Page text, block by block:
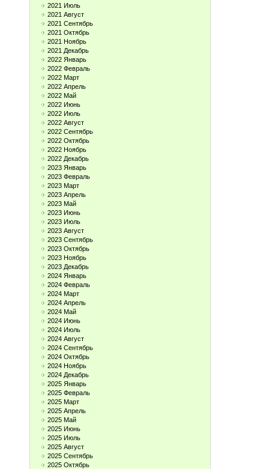
2021 Июль
2021 Август
2021 Сентябрь
2021 Октябрь
2021 Ноябрь
2021 Декабрь
2022 Январь
2022 Февраль
2022 Март
2022 Апрель
2022 Май
2022 Июнь
2022 Июль
2022 Август
2022 Сентябрь
2022 Октябрь
2022 Ноябрь
2022 Декабрь
2023 Январь
2023 Февраль
2023 Март
2023 Апрель
2023 Май
2023 Июнь
2023 Июль
2023 Август
2023 Сентябрь
2023 Октябрь
2023 Ноябрь
2023 Декабрь
2024 Январь
2024 Февраль
2024 Март
2024 Апрель
2024 Май
2024 Июнь
2024 Июль
2024 Август
2024 Сентябрь
2024 Октябрь
2024 Ноябрь
2024 Декабрь
2025 Январь
2025 Февраль
2025 Март
2025 Апрель
2025 Май
2025 Июнь
2025 Июль
2025 Август
2025 Сентябрь
2025 Октябрь